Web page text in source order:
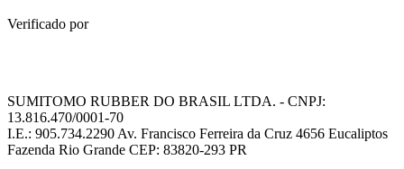
Verificado por
SUMITOMO RUBBER DO BRASIL LTDA. - CNPJ:
13.816.470/0001-70
I.E.: 905.734.2290 Av. Francisco Ferreira da Cruz 4656 Eucaliptos
Fazenda Rio Grande CEP: 83820-293 PR